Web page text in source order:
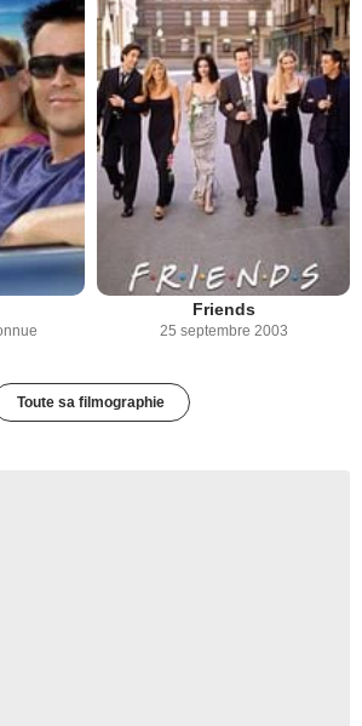
Friends
25 septembre 2003
Toute sa filmographie